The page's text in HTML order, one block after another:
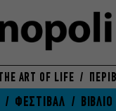
ART OF LIFE
ΦΕΣΤΙΒΑΛ ΒΙΒΛΙΟ